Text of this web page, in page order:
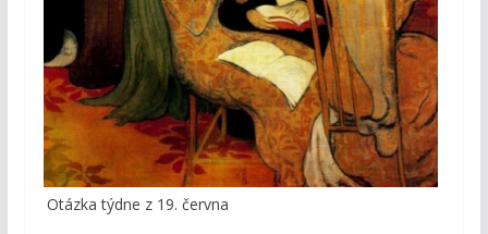
Otázka týdne z 19. června